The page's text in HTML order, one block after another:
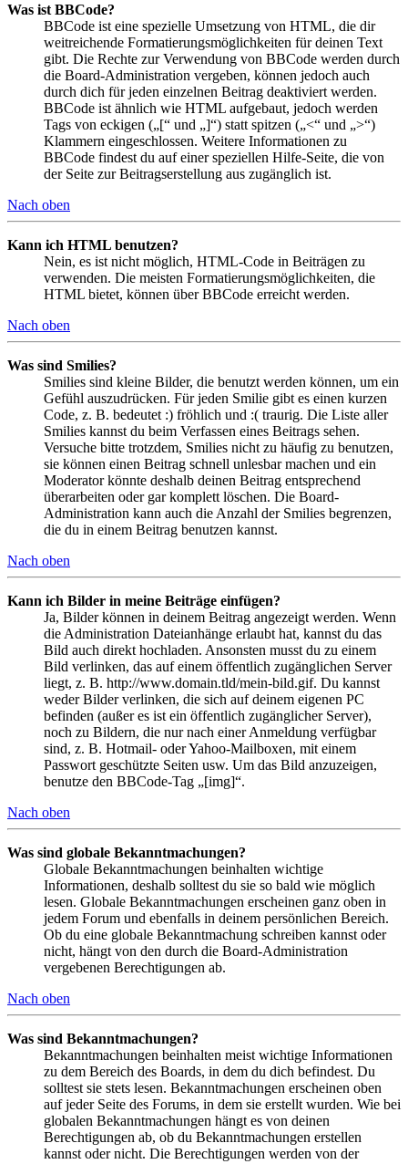
Was ist BBCode?
BBCode ist eine spezielle Umsetzung von HTML, die dir
weitreichende Formatierungsmöglichkeiten für deinen Text
gibt. Die Rechte zur Verwendung von BBCode werden durch
die Board-Administration vergeben, können jedoch auch
durch dich für jeden einzelnen Beitrag deaktiviert werden.
BBCode ist ähnlich wie HTML aufgebaut, jedoch werden
Tags von eckigen („[“ und „]“) statt spitzen („<“ und „>“)
Klammern eingeschlossen. Weitere Informationen zu
BBCode findest du auf einer speziellen Hilfe-Seite, die von
der Seite zur Beitragserstellung aus zugänglich ist.
Nach oben
Kann ich HTML benutzen?
Nein, es ist nicht möglich, HTML-Code in Beiträgen zu
verwenden. Die meisten Formatierungsmöglichkeiten, die
HTML bietet, können über BBCode erreicht werden.
Nach oben
Was sind Smilies?
Smilies sind kleine Bilder, die benutzt werden können, um ein
Gefühl auszudrücken. Für jeden Smilie gibt es einen kurzen
Code, z. B. bedeutet :) fröhlich und :( traurig. Die Liste aller
Smilies kannst du beim Verfassen eines Beitrags sehen.
Versuche bitte trotzdem, Smilies nicht zu häufig zu benutzen,
sie können einen Beitrag schnell unlesbar machen und ein
Moderator könnte deshalb deinen Beitrag entsprechend
überarbeiten oder gar komplett löschen. Die Board-
Administration kann auch die Anzahl der Smilies begrenzen,
die du in einem Beitrag benutzen kannst.
Nach oben
Kann ich Bilder in meine Beiträge einfügen?
Ja, Bilder können in deinem Beitrag angezeigt werden. Wenn
die Administration Dateianhänge erlaubt hat, kannst du das
Bild auch direkt hochladen. Ansonsten musst du zu einem
Bild verlinken, das auf einem öffentlich zugänglichen Server
liegt, z. B. http://www.domain.tld/mein-bild.gif. Du kannst
weder Bilder verlinken, die sich auf deinem eigenen PC
befinden (außer es ist ein öffentlich zugänglicher Server),
noch zu Bildern, die nur nach einer Anmeldung verfügbar
sind, z. B. Hotmail- oder Yahoo-Mailboxen, mit einem
Passwort geschützte Seiten usw. Um das Bild anzuzeigen,
benutze den BBCode-Tag „[img]“.
Nach oben
Was sind globale Bekanntmachungen?
Globale Bekanntmachungen beinhalten wichtige
Informationen, deshalb solltest du sie so bald wie möglich
lesen. Globale Bekanntmachungen erscheinen ganz oben in
jedem Forum und ebenfalls in deinem persönlichen Bereich.
Ob du eine globale Bekanntmachung schreiben kannst oder
nicht, hängt von den durch die Board-Administration
vergebenen Berechtigungen ab.
Nach oben
Was sind Bekanntmachungen?
Bekanntmachungen beinhalten meist wichtige Informationen
zu dem Bereich des Boards, in dem du dich befindest. Du
solltest sie stets lesen. Bekanntmachungen erscheinen oben
auf jeder Seite des Forums, in dem sie erstellt wurden. Wie bei
globalen Bekanntmachungen hängt es von deinen
Berechtigungen ab, ob du Bekanntmachungen erstellen
kannst oder nicht. Die Berechtigungen werden von der